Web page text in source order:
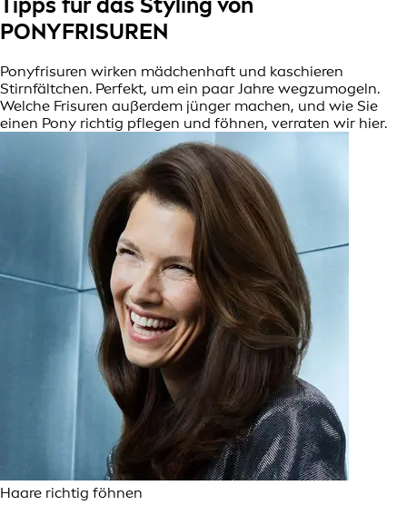
PONYFRISUREN
Ponyfrisuren wirken mädchenhaft und kaschieren
Stirnfältchen. Perfekt, um ein paar Jahre wegzumogeln.
Welche Frisuren außerdem jünger machen, und wie Sie
einen Pony richtig pflegen und föhnen, verraten wir hier.
Haare richtig föhnen